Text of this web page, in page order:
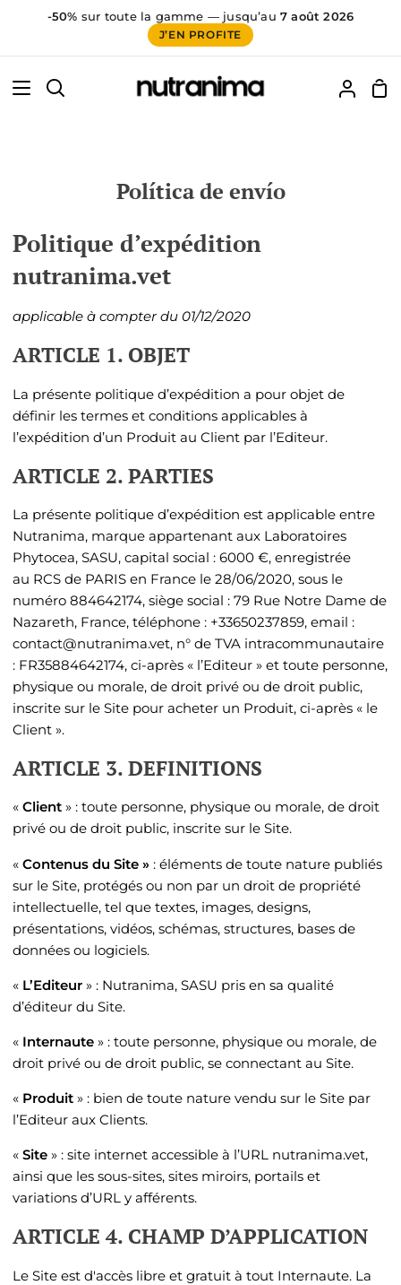
-50% sur toute la gamme — jusqu’au 7 août 2026
J’EN PROFITE
directamente
Buscar
Mi
Política de envío
Politique d’expédition
nutranima.vet
applicable à compter du 01/12/2020
ARTICLE 1. OBJET
La présente politique d’expédition a pour objet de
définir les termes et conditions applicables à
l’expédition d’un Produit au Client par l’Editeur.
ARTICLE 2. PARTIES
La présente politique d’expédition est applicable entre
Nutranima, marque appartenant aux Laboratoires
Phytocea,SASU, capital social :6000 €, enregistrée
au RCS de PARIS en France le28/06/2020, sous le
numéro884642174, siège social :79 Rue Notre Dame de
Nazareth, France, téléphone : +33650237859, email :
contact@nutranima.vet, n° de TVA intracommunautaire
: FR35884642174, ci-après « l’Editeur » et toute personne,
physique ou morale, de droit privé ou de droit public,
inscrite sur le Site pour acheter un Produit, ci-après « le
Client ».
ARTICLE 3. DEFINITIONS
«Client» : toute personne, physique ou morale, de droit
privé ou de droit public, inscrite sur le Site.
«Contenus du Site » : éléments de toute nature publiés
sur le Site, protégés ou non par un droit de propriété
intellectuelle, tel que textes, images, designs,
présentations, vidéos, schémas, structures, bases de
données ou logiciels.
« L’Editeur » : Nutranima,SASU pris en sa qualité
d’éditeur du Site.
« Internaute » : toute personne, physique ou morale, de
droit privé ou de droit public, se connectant au Site.
« Produit » : bien de toute nature vendu sur le Site par
l’Editeur aux Clients.
«Site» : site internet accessible à l’URL nutranima.vet,
ainsi que les sous-sites, sites miroirs, portails et
variations d’URL y afférents.
ARTICLE 4. CHAMP D’APPLICATION
Le Site est d'accès libre et gratuit à tout Internaute. La